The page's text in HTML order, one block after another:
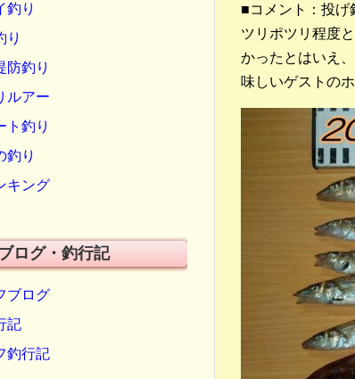
■コメント：投げ
ツリポツリ程度
かったとはいえ
味しいゲストの
釣り
り
防釣り
ルアー
ト釣り
釣り
キング
ログ・釣行記
ブログ
記
釣行記